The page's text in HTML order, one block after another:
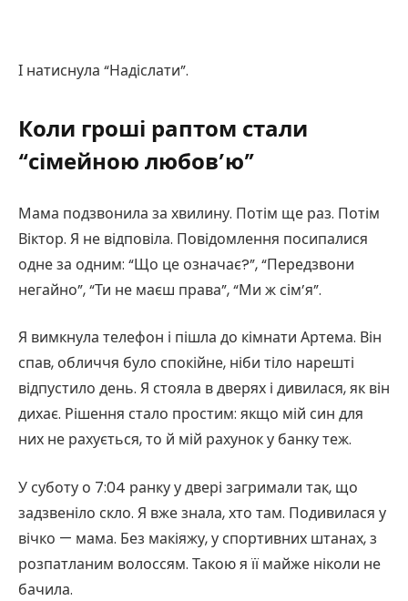
І натиснула “Надіслати”.
Коли гроші раптом стали
“сімейною любов’ю”
Мама подзвонила за хвилину. Потім ще раз. Потім
Віктор. Я не відповіла. Повідомлення посипалися
одне за одним: “Що це означає?”, “Передзвони
негайно”, “Ти не маєш права”, “Ми ж сім’я”.
Я вимкнула телефон і пішла до кімнати Артема. Він
спав, обличчя було спокійне, ніби тіло нарешті
відпустило день. Я стояла в дверях і дивилася, як він
дихає. Рішення стало простим: якщо мій син для
них не рахується, то й мій рахунок у банку теж.
У суботу о 7:04 ранку у двері загримали так, що
задзвеніло скло. Я вже знала, хто там. Подивилася у
вічко — мама. Без макіяжу, у спортивних штанах, з
розпатланим волоссям. Такою я її майже ніколи не
бачила.